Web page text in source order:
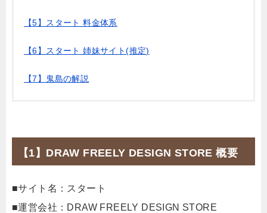
【5】スタート 料金体系
【6】スタート 姉妹サイト(推定)
【7】鬼島の解説
【1】DRAW FREELY DESIGN STORE 概要
■サイト名：スタート
■運営会社：DRAW FREELY DESIGN STORE